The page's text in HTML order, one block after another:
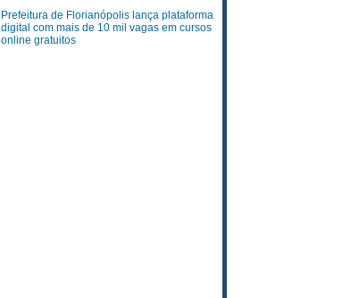
Prefeitura de Florianópolis lança plataforma
digital com mais de 10 mil vagas em cursos
online gratuitos